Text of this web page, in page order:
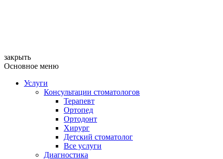
закрыть
Основное меню
Услуги
Консультации стоматологов
Терапевт
Ортопед
Ортодонт
Хирург
Детский стоматолог
Все услуги
Диагностика